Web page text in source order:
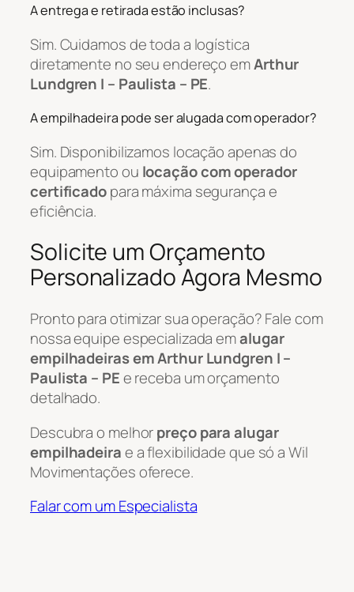
A entrega e retirada estão inclusas?
Sim. Cuidamos de toda a logística
diretamente no seu endereço emArthur
Lundgren I – Paulista – PE.
A empilhadeira pode ser alugada com operador?
Sim. Disponibilizamos locação apenas do
equipamento ou locação com operador
certificadopara máxima segurança e
eficiência.
Solicite um Orçamento
Personalizado Agora Mesmo
Pronto para otimizar sua operação? Fale com
nossa equipe especializada emalugar
empilhadeiras em Arthur Lundgren I –
Paulista – PEe receba um orçamento
detalhado.
Descubra o melhorpreço para alugar
empilhadeirae a flexibilidade que só a Wil
Movimentações oferece.
Falar com um Especialista